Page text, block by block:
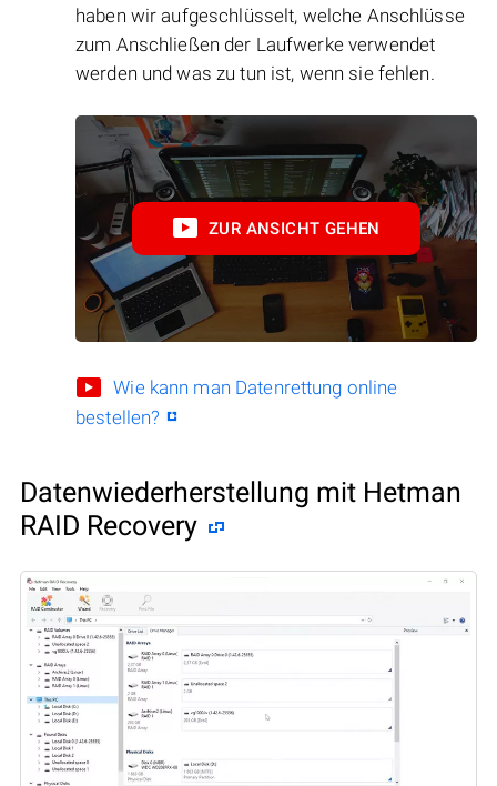
haben wir aufgeschlüsselt, welche Anschlüsse
zum Anschließen der Laufwerke verwendet
werden und was zu tun ist, wenn sie fehlen.
ZUR ANSICHT GEHEN
Wie kann man Datenrettung online
bestellen?
Datenwiederherstellung mit Hetman
RAID Recovery